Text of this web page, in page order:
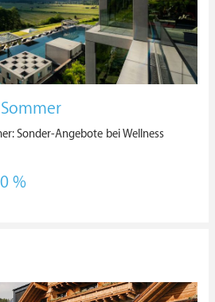
Sonder-Angebote bei Wellness
%